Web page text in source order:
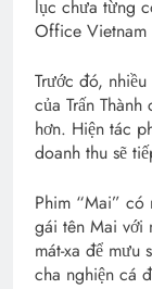
lục chưa từng
Office Vietnam
Trước đó,
của Trấn
hơn. Hiện tác
doanh thu sẽ
Phim “Mai”
gái tên Mai với
mát-xa để mưu
cha nghiện cá